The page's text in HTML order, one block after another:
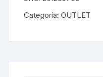
Suave
Categoría:OUTLET